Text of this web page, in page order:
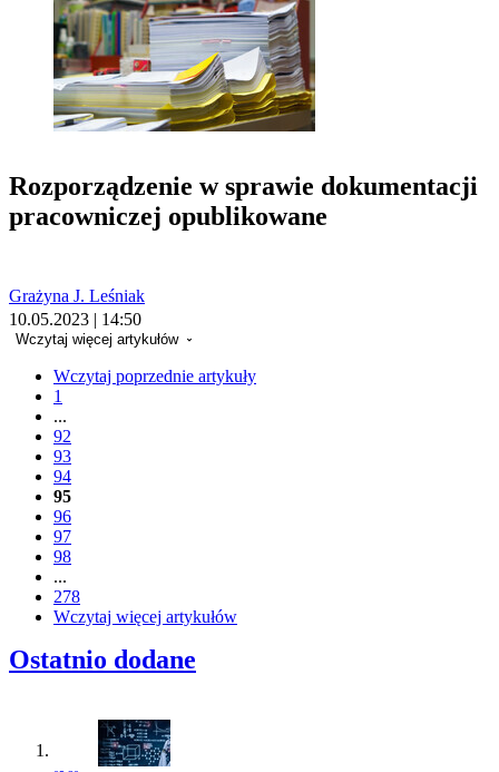
Rozporządzenie w sprawie dokumentacji
pracowniczej opublikowane
Grażyna J. Leśniak
10.05.2023 | 14:50
Wczytaj więcej artykułów
Wczytaj poprzednie artykuły
1
...
92
93
94
95
96
97
98
...
278
Wczytaj więcej artykułów
Ostatnio dodane